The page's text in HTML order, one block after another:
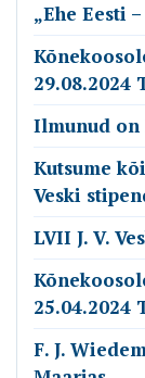
„Ehe Eesti
29.08.2024
Ilmunud on
Kutsume
Veski
LVII J. V.
25.04.2024
F. J.